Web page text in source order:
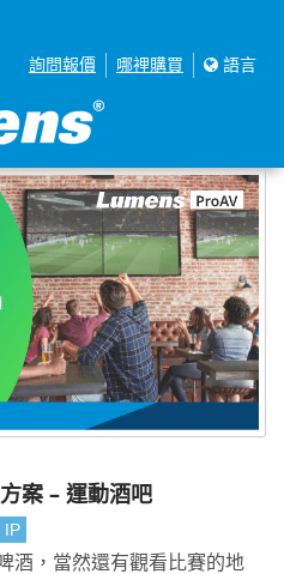
詢問報價 哪裡購買 語言
案 – 運動酒吧
IP
酒，當然還有觀看比賽的地